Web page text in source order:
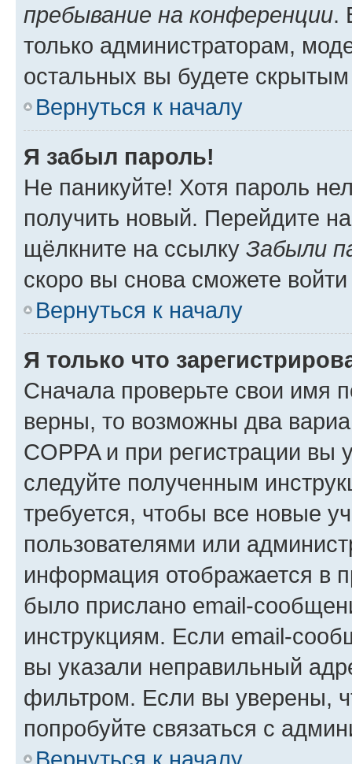
пребывание на конференции.
только администраторам,
остальных вы будете
Вернуться к началу
Я забыл пароль!
Не паникуйте! Хотя пароль
получить новый. Перейдите
щёлкните на ссылку Забыли
скоро вы снова сможете
Вернуться к началу
Я только что
Сначала проверьте свои имя
верны, то возможны два
COPPA и при регистрации вы
следуйте полученным
требуется, чтобы все новые
пользователями или
информация отображается в
было прислано email-
инструкциям. Если email-
вы указали неправильный
фильтром. Если вы уверены,
попробуйте связаться с
Вернуться к началу